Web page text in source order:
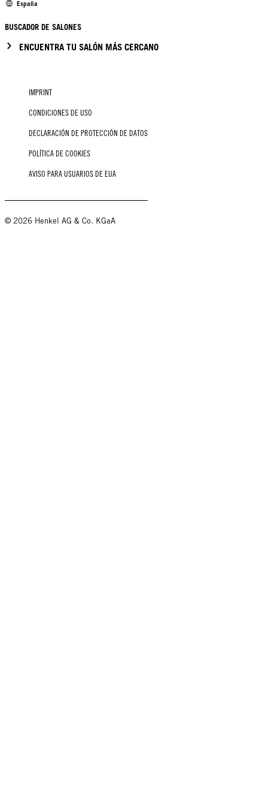
España
BUSCADOR DE SALONES
ENCUENTRA TU SALÓN MÁS CERCANO
IMPRINT
CONDICIONES DE USO
DECLARACIÓN DE PROTECCIÓN DE DATOS
POLÍTICA DE COOKIES
AVISO PARA USUARIOS DE EUA
© 2026 Henkel AG & Co. KGaA